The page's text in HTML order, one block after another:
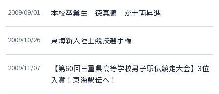
2009/09/01 本校卒業生 徳真鵬 が十両昇進
2009/10/26 東海新人陸上競技選手権
2009/11/07
【第60回三重県高等学校男子駅伝競走大会】3位
入賞！東海駅伝へ！